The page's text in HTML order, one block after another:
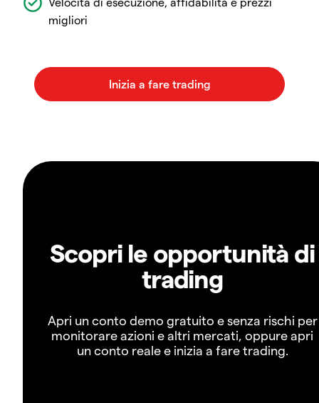
migliori
Scopri le opportunità di
trading
Apri un conto demo gratuito e senza rischi per
monitorare azioni e altri mercati, oppure apri
un conto reale e inizia a fare trading.